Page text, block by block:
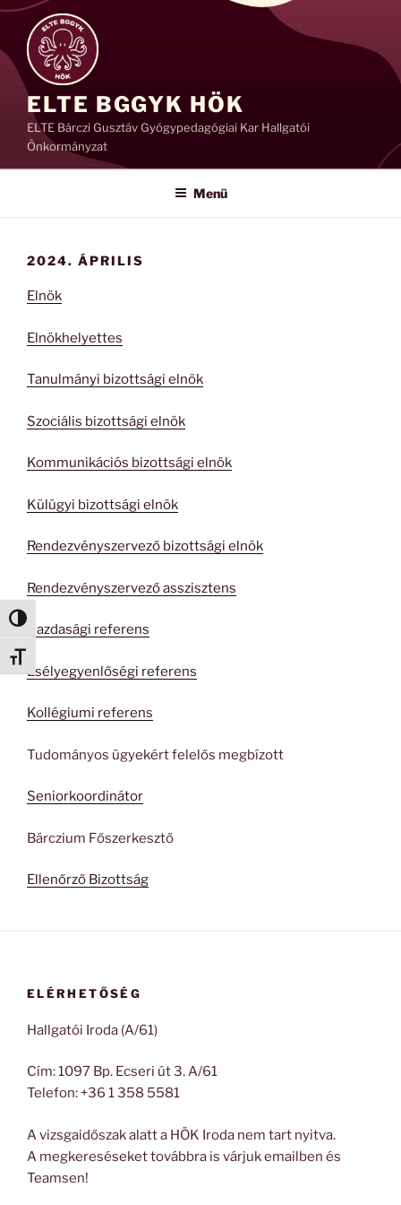
Nagy kontraszt váltása
Betűméret váltása
Tartalomhoz
ELTE BGGYK HÖK
ELTE Bárczi Gusztáv Gyógypedagógiai Kar Hallgatói
Önkormányzat
Menü
2024. ÁPRILIS
Elnök
Elnökhelyettes
Tanulmányi bizottsági elnök
Szociális bizottsági elnök
Kommunikációs bizottsági elnök
Külügyi bizottsági elnök
Rendezvényszervező bizottsági elnök
Rendezvényszervező asszisztens
Gazdasági referens
Esélyegyenlőségi referens
Kollégiumi referens
Tudományos ügyekért felelős megbízott
Seniorkoordinátor
Bárczium Főszerkesztő
Ellenőrző Bizottság
ELÉRHETŐSÉG
Hallgatói Iroda (A/61)
Cím: 1097 Bp. Ecseri út 3. A/61
Telefon: +36 1 358 5581
A vizsgaidőszak alatt a HÖK Iroda nem tart nyitva.
A megkereséseket továbbra is várjuk emailben és
Teamsen!